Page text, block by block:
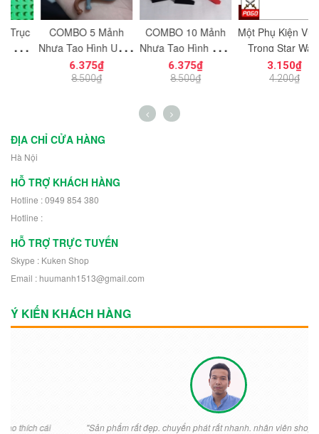
COMBO 5 Mảnh
Nhựa Tạo Hình Uống
Cong Dùng Cho Mô
Hình Nhân Vật Mini
6.375₫
8.500₫
COMBO 10 Mảnh
Nhựa Tạo Hình Trơn
Vát Dọc 1x2
NO.1725 Đồ Chơi
6.375₫
8.500₫
Một Phụ Kiện Vũ Khí
Trong Star Wars
PGPJ0033 NO.1198
- Phụ Kiện MOC
3.150₫
4.200₫
ĐỊA CHỈ CỬA HÀNG
Hà Nội
HỖ TRỢ KHÁCH HÀNG
Hotline : 0949 854 380
Hotline :
HỖ TRỢ TRỰC TUYẾN
Skype : Kuken Shop
Email : huumanh1513@gmail.com
Ý KIẾN KHÁCH HÀNG
"Sản phẩm rất đẹp. chuyển phát rất nhanh. nhân viên shop nhiệt tình